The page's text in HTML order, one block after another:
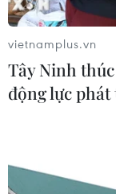
vietnamplus.vn
Tây Ninh
động lực